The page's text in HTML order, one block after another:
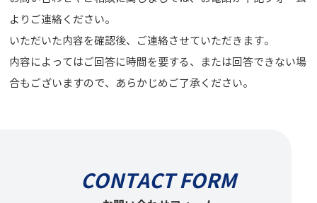
よりご連絡ください。
いただいた内容を確認後、ご連絡させていただきます。
内容によってはご回答に時間を要する、または回答できない場
合もございますので、あらかじめご了承ください。
CONTACT FORM